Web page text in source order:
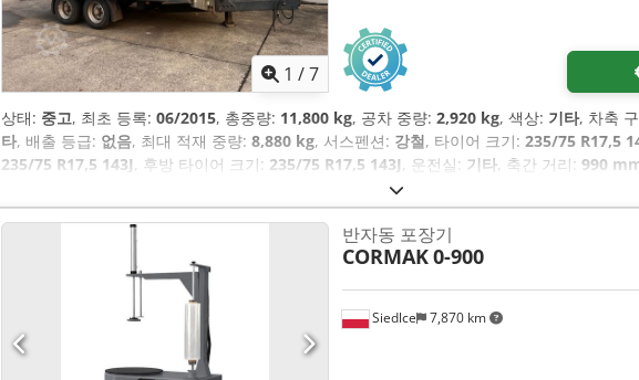
1 /7
상태: 중고, 최초 등록: 06/2015, 총중량: 11,800 kg, 공차 중량: 2,920 kg, 색상: 기타, 차축
타, 배출 등급: 없음, 최대 적재 중량: 8,880 kg, 서스펜션: 강철, 타이어 크기: 235/75 R17,5
235/75 R17,5 143J, 후방 타이어 크기: 235/75 R17,5 143J, 운전실: 기타, 축간 거리: 990
Siedlce 7,870 km
반자동 포장기
CORMAK0-900